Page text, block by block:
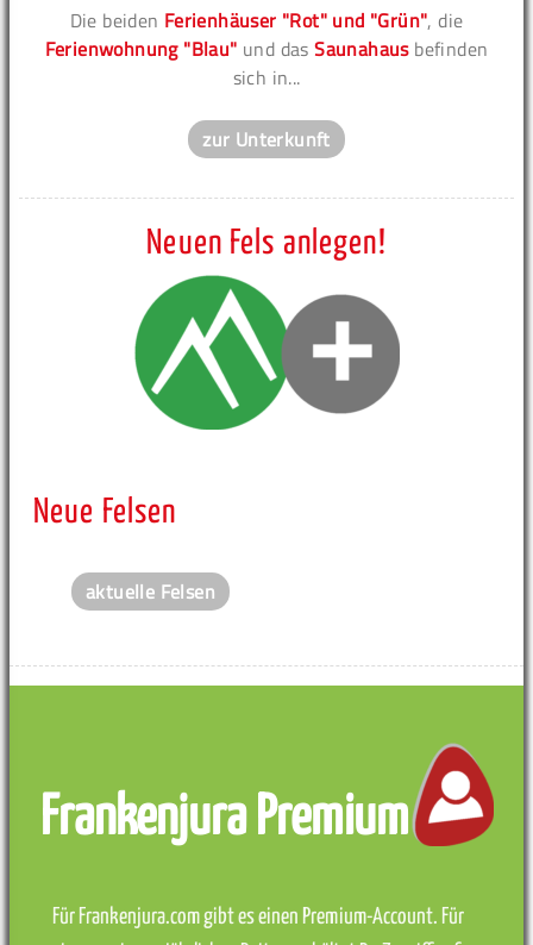
Die beiden Ferienhäuser "Rot" und "Grün", die
Ferienwohnung "Blau" und dasSaunahausbefinden
sich in...
zur Unterkunft
Neuen Fels anlegen!
Neue Felsen
aktuelle Felsen
Frankenjura Premium
Für Frankenjura.com gibt es einen Premium-Account. Für